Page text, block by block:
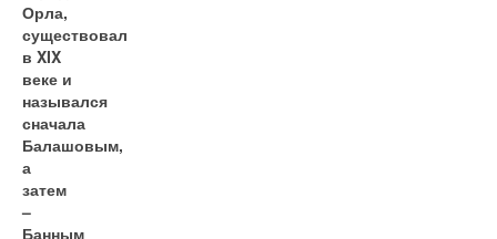
Орла,
существовал
в XIX
веке и
назывался
сначала
Балашовым,
а
затем
–
Банным